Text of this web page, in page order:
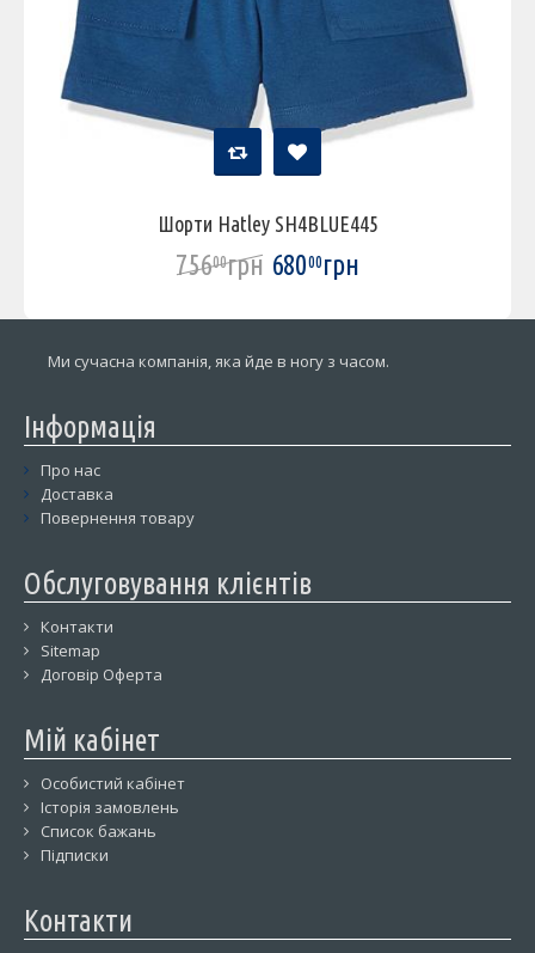
Шорти Hatley SH4BLUE445
75600грн 68000грн
Ми сучасна компанія, яка йде в ногу з часом.
Інформація
Про нас
Доставка
Повернення товару
Обслуговування клієнтів
Контакти
Sitemap
Договір Оферта
Мій кабінет
Особистий кабінет
Історія замовлень
Список бажань
Підписки
Контакти